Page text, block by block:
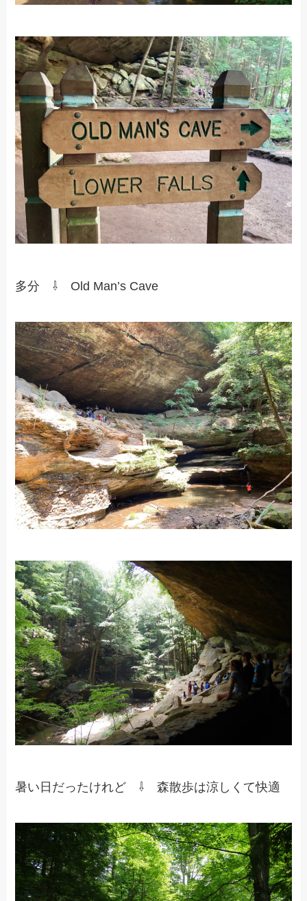
多分 ⇩ Old Man’s Cave
暑い日だったけれど ⇩ 森散歩は涼しくて快適